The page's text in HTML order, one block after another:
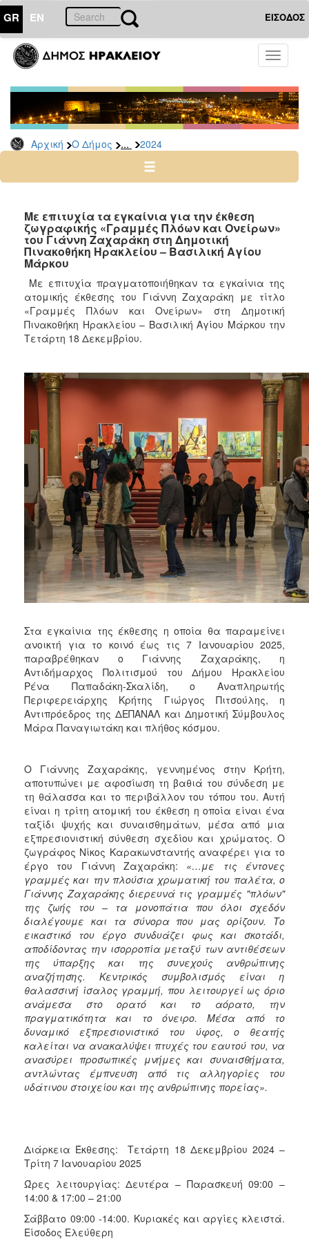
GR EN ΕΙΣΟΔΟΣ
Toggle
Αρχική Ο Δήμος ... 2024
ΔΗΜΟΣ
Δελτία
Τύπου
Αρχείο
2026
2024
2022
2021
2020
2019
2018
2017
2015
2013
2010
2006
ΠΟΛΙΤΙΣΜΟΣ
ΑΝΘΕΚΤΙΚΗ
ΠΟΛΗ
Με επιτυχία τα εγκαίνια για την έκθεση
ζωγραφικής «Γραμμές Πλόων και Ονείρων»
του Γιάννη Ζαχαράκη στη Δημοτική
Πινακοθήκη Ηρακλείου – Βασιλική Αγίου
Μάρκου
Με επιτυχία πραγματοποιήθηκαν τα εγκαίνια της
ατομικής έκθεσης του Γιάννη Ζαχαράκη με τίτλο
«Γραμμές Πλόων και Ονείρων» στη Δημοτική
Πινακοθήκη Ηρακλείου – Βασιλική Αγίου Μάρκου την
Τετάρτη 18 Δεκεμβρίου.
Στα εγκαίνια της έκθεσης η οποία θα παραμείνει
ανοικτή για το κοινό έως τις 7 Ιανουαρίου 2025,
παραβρέθηκαν ο Γιάννης Ζαχαράκης, η
Αντιδήμαρχος Πολιτισμού του Δήμου Ηρακλείου
Ρένα Παπαδάκη-Σκαλίδη, ο Αναπληρωτής
Περιφερειάρχης Κρήτης Γιώργος Πιτσούλης, η
Αντιπρόεδρος της ΔΕΠΑΝΑΛ και Δημοτική Σύμβουλος
Μάρα Παναγιωτάκη και πλήθος κόσμου.
Ο Γιάννης Ζαχαράκης, γεννημένος στην Κρήτη,
αποτυπώνει με αφοσίωση τη βαθιά του σύνδεση με
τη θάλασσα και το περιβάλλον του τόπου του. Αυτή
είναι η τρίτη ατομική του έκθεση η οποία είναι ένα
ταξίδι ψυχής και συναισθημάτων, μέσα από μια
εξπρεσιονιστική σύνθεση σχεδίου και χρώματος. Ο
ζωγράφος Νίκος Καρακωνσταντής αναφέρει για το
έργο του Γιάννη Ζαχαράκη: «…με τις έντονες
γραμμές και την πλούσια χρωματική του παλέτα, ο
Γιάννης Ζαχαράκης διερευνά τις γραμμές "πλόων"
της ζωής του – τα μονοπάτια που όλοι σχεδόν
διαλέγουμε και τα σύνορα που μας ορίζουν. Το
εικαστικό του έργο συνδυάζει φως και σκοτάδι,
αποδίδοντας την ισορροπία μεταξύ των αντιθέσεων
της ύπαρξης και της συνεχούς ανθρώπινης
αναζήτησης. Κεντρικός συμβολισμός είναι η
θαλασσινή ίσαλος γραμμή, που λειτουργεί ως όριο
ανάμεσα στο ορατό και το αόρατο, την
πραγματικότητα και το όνειρο. Μέσα από το
δυναμικό εξπρεσιονιστικό του ύφος, ο θεατής
καλείται να ανακαλύψει πτυχές του εαυτού του, να
ανασύρει προσωπικές μνήμες και συναισθήματα,
αντλώντας έμπνευση από τις αλληγορίες του
υδάτινου στοιχείου και της ανθρώπινης πορείας».
Διάρκεια Έκθεσης: Τετάρτη 18 Δεκεμβρίου 2024 –
Τρίτη 7 Ιανουαρίου 2025
Ώρες λειτουργίας: Δευτέρα – Παρασκευή 09:00 –
14:00 & 17:00 – 21:00
Σάββατο 09:00 -14:00. Κυριακές και αργίες κλειστά.
Είσοδος Ελεύθερη